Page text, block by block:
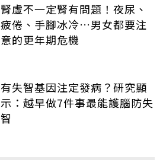
腎虛不一定腎有問題！夜尿、
疲倦、手腳冰冷…男女都要注
意的更年期危機
有失智基因注定發病？研究顯
示：越早做7件事最能護腦防失
智